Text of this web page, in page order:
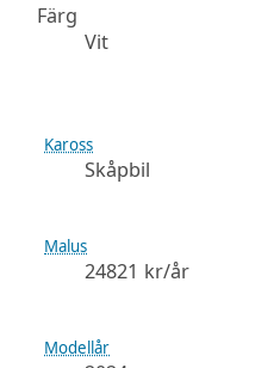
Färg
Vit
Kaross
Skåpbil
Malus
24821 kr/år
Modellår